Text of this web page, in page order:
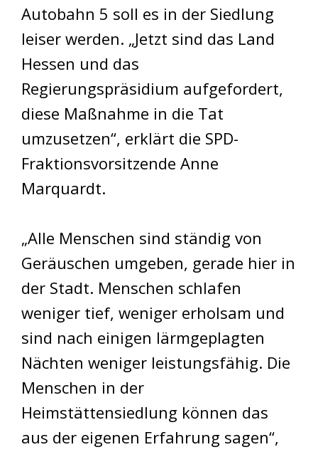
Autobahn 5 soll es in der Siedlung
leiser werden. „Jetzt sind das Land
Hessen und das
Regierungspräsidium aufgefordert,
diese Maßnahme in die Tat
umzusetzen“, erklärt die SPD-
Fraktionsvorsitzende Anne
Marquardt.
„Alle Menschen sind ständig von
Geräuschen umgeben, gerade hier in
der Stadt. Menschen schlafen
weniger tief, weniger erholsam und
sind nach einigen lärmgeplagten
Nächten weniger leistungsfähig. Die
Menschen in der
Heimstättensiedlung können das
aus der eigenen Erfahrung sagen“,